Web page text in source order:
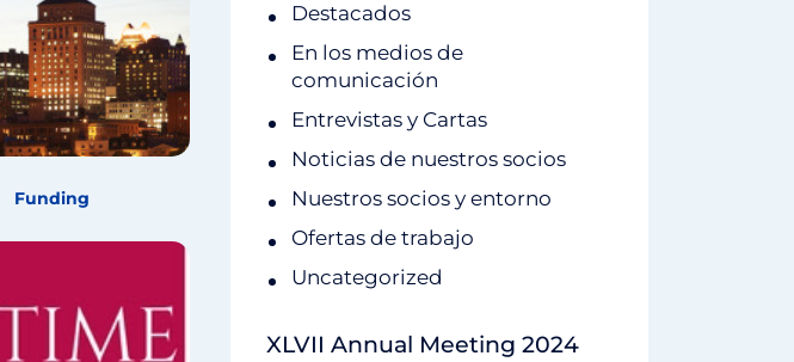
Funding
Destacados
En los medios de
comunicación
Entrevistas y Cartas
Noticias de nuestros socios
Nuestros socios y entorno
Ofertas de trabajo
Uncategorized
XLVII Annual Meeting 2024